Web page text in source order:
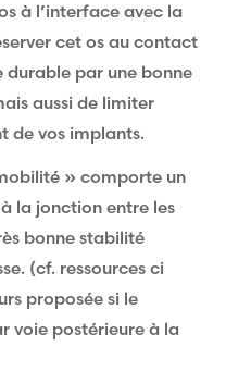
à l’interface avec la
cet os au contact
durable par une bonne
aussi de limiter
de vos implants.
» comporte un
la jonction entre les
bonne stabilité
(cf. ressources ci
proposée si le
voie postérieure à la